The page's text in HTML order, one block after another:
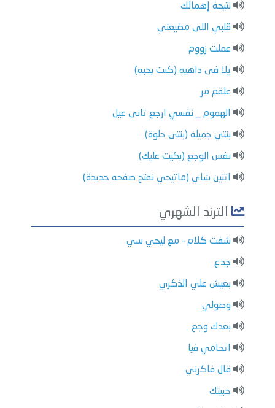
نتيجة إهمالك
قلبي اللى مضيعني
عملت زووم
يلا فى داهيه (كنت بحبه)
علقم مر
الهموم _ نفسي ارجع تانى عيل
بنتي جميلة (بنتى حلوة)
نفس الوجع (بكيت عليك)
اتنين شاي (ماتيجي نفتح صفحه جديدة)
الترند الشهري
شفت كلام - مع ليجي سي
جدع
بعيش علي الذكري
وصولي
بعدك وجع
اتحامي فيا
قال فاكرني
حبيتك